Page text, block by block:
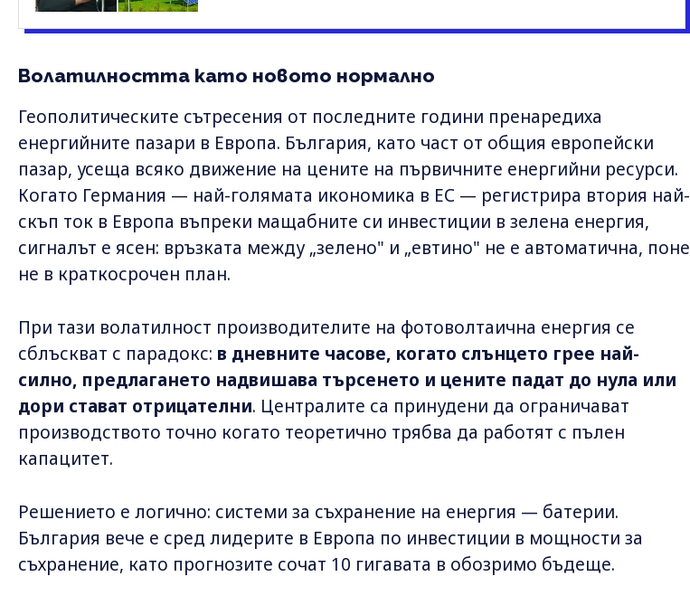
Волатилността като новото нормално
Геополитическите сътресения от последните години пренаредиха
енергийните пазари в Европа. България, като част от общия европейски
пазар, усеща всяко движение на цените на първичните енергийни ресурси.
Когато Германия — най-голямата икономика в ЕС — регистрира втория най-
скъп ток в Европа въпреки мащабните си инвестиции в зелена енергия,
сигналът е ясен: връзката между „зелено" и „евтино" не е автоматична, поне
не в краткосрочен план.
При тази волатилност производителите на фотоволтаична енергия се
сблъскват с парадокс: в дневните часове, когато слънцето грее най-
силно, предлагането надвишава търсенето и цените падат до нула или
дори стават отрицателни. Централите са принудени да ограничават
производството точно когато теоретично трябва да работят с пълен
капацитет.
Решението е логично: системи за съхранение на енергия — батерии.
България вече е сред лидерите в Европа по инвестиции в мощности за
съхранение, като прогнозите сочат 10 гигавата в обозримо бъдеще.